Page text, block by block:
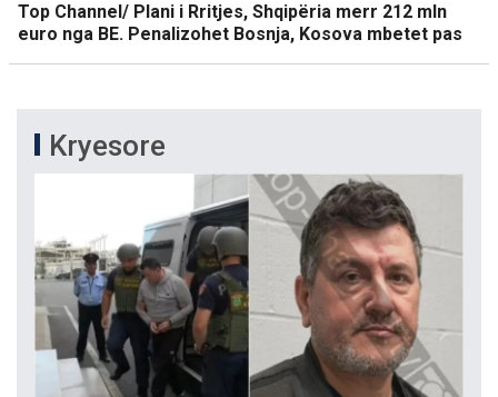
Top Channel/ Plani i Rritjes, Shqipëria merr 212 mln
euro nga BE. Penalizohet Bosnja, Kosova mbetet pas
Kryesore